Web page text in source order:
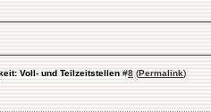
Voll- und Teilzeitstellen #8 (Permalink)